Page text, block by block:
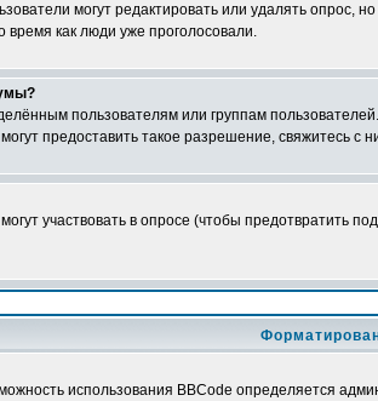
могут редактировать или удалять
время как люди уже проголосовали.
пользователям или группам
предоставить такое разрешение, свяжитесь с
участвовать в опросе (чтобы предотвратить
использования BBCode определяется